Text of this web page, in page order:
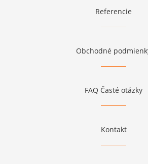
Referencie
Obchodné
FAQ Časté otázky
Kontakt